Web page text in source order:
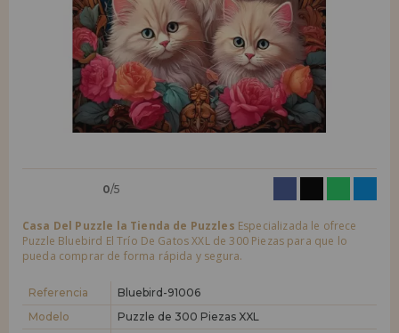
LIQUIDACIONES
INFORMACIÓN
955 333 133
Quiero registrarme como
nuevo cliente
Al crear una cuenta en casadelpuzzle.com podrás realizar tus compras
rápidamente en nuestra tienda virtual, revisar el estado de tus pedidos
y consultar tus operaciones anteriores.
¡Adelante! Te estábamos esperando.
nuevo distribuidor
0/5
Casa Del Puzzle la Tienda de Puzzles Especializada le ofrece
Puzzle Bluebird El Trío De Gatos XXL de 300 Piezas para que lo
pueda comprar de forma rápida y segura.
Referencia
Bluebird-91006
Modelo
Puzzle de 300 Piezas XXL